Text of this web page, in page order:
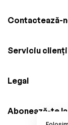
Contactează-
Serviciu clienți
Legal
Abonează-te